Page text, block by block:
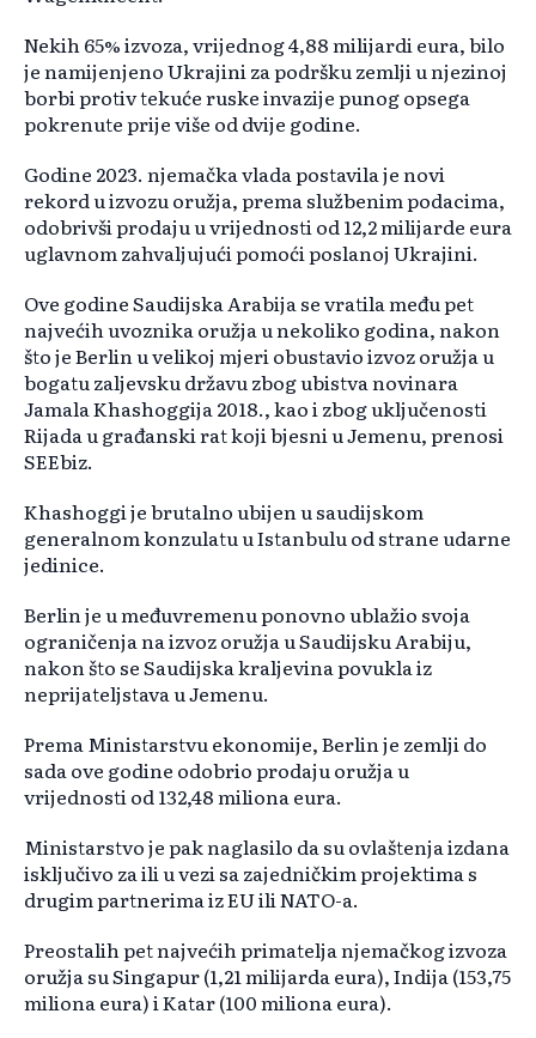
Nekih 65% izvoza, vrijednog 4,88 milijardi eura, bilo
je namijenjeno Ukrajini za podršku zemlji u njezinoj
borbi protiv tekuće ruske invazije punog opsega
pokrenute prije više od dvije godine.
Godine 2023. njemačka vlada postavila je novi
rekord u izvozu oružja, prema službenim podacima,
odobrivši prodaju u vrijednosti od 12,2 milijarde eura
uglavnom zahvaljujući pomoći poslanoj Ukrajini.
Ove godine Saudijska Arabija se vratila među pet
najvećih uvoznika oružja u nekoliko godina, nakon
što je Berlin u velikoj mjeri obustavio izvoz oružja u
bogatu zaljevsku državu zbog ubistva novinara
Jamala Khashoggija 2018., kao i zbog uključenosti
Rijada u građanski rat koji bjesni u Jemenu, prenosi
SEEbiz.
Khashoggi je brutalno ubijen u saudijskom
generalnom konzulatu u Istanbulu od strane udarne
jedinice.
Berlin je u međuvremenu ponovno ublažio svoja
ograničenja na izvoz oružja u Saudijsku Arabiju,
nakon što se Saudijska kraljevina povukla iz
neprijateljstava u Jemenu.
Prema Ministarstvu ekonomije, Berlin je zemlji do
sada ove godine odobrio prodaju oružja u
vrijednosti od 132,48 miliona eura.
Ministarstvo je pak naglasilo da su ovlaštenja izdana
isključivo za ili u vezi sa zajedničkim projektima s
drugim partnerima iz EU ili NATO-a.
Preostalih pet najvećih primatelja njemačkog izvoza
oružja su Singapur (1,21 milijarda eura), Indija (153,75
miliona eura) i Katar (100 miliona eura).